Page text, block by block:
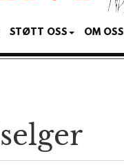
STØTT OSS OM OSS